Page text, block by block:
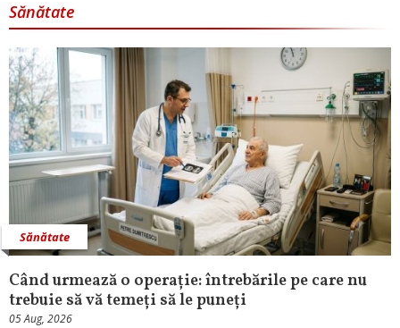
Sănătate
Sănătate
Când urmează o operație: întrebările pe care nu
trebuie să vă temeți să le puneți
05 Aug, 2026